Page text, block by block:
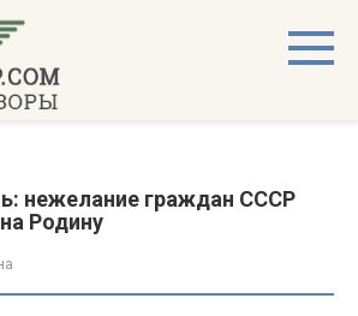
нежелание граждан СССР
Родину